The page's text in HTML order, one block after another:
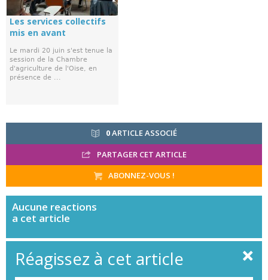
Les services collectifs
mis en avant
Le mardi 20 juin s'est tenue la
session de la Chambre
d'agriculture de l'Oise, en
présence de ...
0ARTICLE ASSOCIÉ
PARTAGER CET ARTICLE
ABONNEZ-VOUS !
Aucune reactions
a cet article
Réagissez à cet article